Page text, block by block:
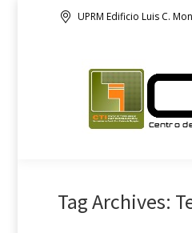
UPRM Edificio Luis C.
Tag Archives: